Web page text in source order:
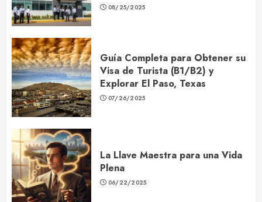
08/25/2025
Guía Completa para Obtener su
Visa de Turista (B1/B2) y
Explorar El Paso, Texas
07/26/2025
La Llave Maestra para una Vida
Plena
06/22/2025